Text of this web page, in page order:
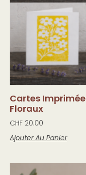
Cartes
Floraux
CHF 20.00
Ajouter Au Panier